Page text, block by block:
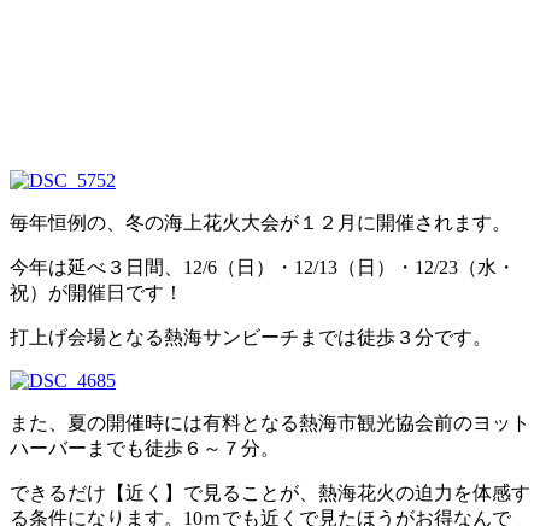
毎年恒例の、冬の海上花火大会が１２月に開催されます。
今年は延べ３日間、12/6（日）・12/13（日）・12/23（水・
祝）が開催日です！
打上げ会場となる熱海サンビーチまでは徒歩３分です。
また、夏の開催時には有料となる熱海市観光協会前のヨット
ハーバーまでも徒歩６～７分。
できるだけ【近く】で見ることが、熱海花火の迫力を体感す
る条件になります。10ｍでも近くで見たほうがお得なんで